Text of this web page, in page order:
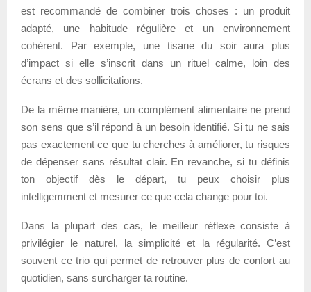
est recommandé de combiner trois choses : un produit
adapté, une habitude régulière et un environnement
cohérent. Par exemple, une tisane du soir aura plus
d’impact si elle s’inscrit dans un rituel calme, loin des
écrans et des sollicitations.
De la même manière, un complément alimentaire ne prend
son sens que s’il répond à un besoin identifié. Si tu ne sais
pas exactement ce que tu cherches à améliorer, tu risques
de dépenser sans résultat clair. En revanche, si tu définis
ton objectif dès le départ, tu peux choisir plus
intelligemment et mesurer ce que cela change pour toi.
Dans la plupart des cas, le meilleur réflexe consiste à
privilégier le naturel, la simplicité et la régularité. C’est
souvent ce trio qui permet de retrouver plus de confort au
quotidien, sans surcharger ta routine.